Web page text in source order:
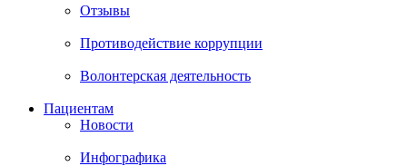
Отзывы
Противодействие коррупции
Волонтерская деятельность
Пациентам
Новости
Инфографика